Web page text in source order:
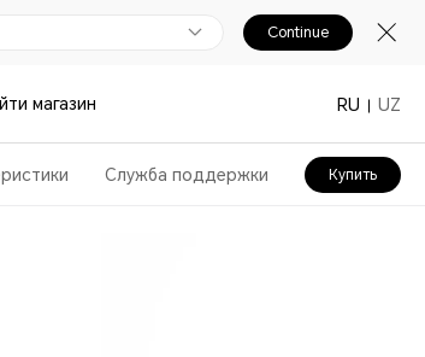
Continue
магазин RU UZ
Служба поддержки Купить